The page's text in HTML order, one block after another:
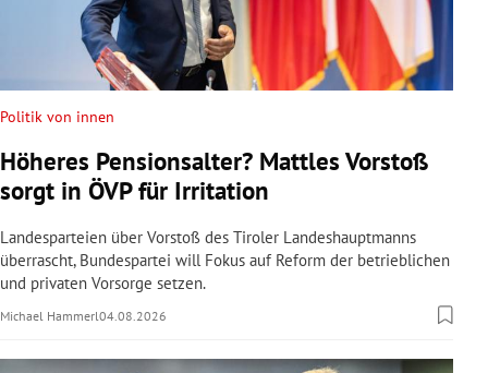
Politik von innen
Höheres Pensionsalter? Mattles Vorstoß
sorgt in ÖVP für Irritation
Landesparteien über Vorstoß des Tiroler Landeshauptmanns
überrascht, Bundespartei will Fokus auf Reform der betrieblichen
und privaten Vorsorge setzen.
Michael Hammerl04.08.2026